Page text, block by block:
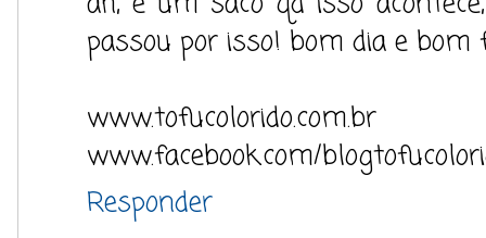
passou por isso! bom dia e bom
www.tofucolorido.com.br
www.facebook.com/
Responder